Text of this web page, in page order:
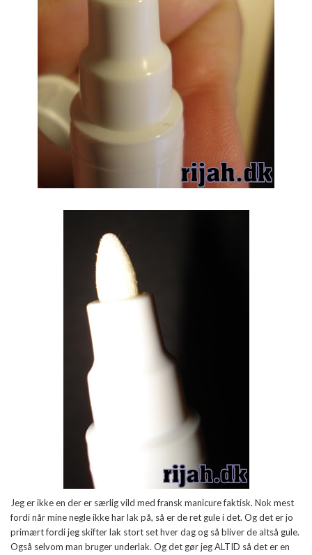
Jeg er ikke en der er særlig vild med fransk manicure faktisk. Nok mest
fordi når mine negle ikke har lak på, så er de ret gule i det. Og det er jo
primært fordi jeg skifter lak stort set hver dag og så bliver de altså gule.
Også selvom man bruger underlak. Og det gør jeg ALTID så det er en